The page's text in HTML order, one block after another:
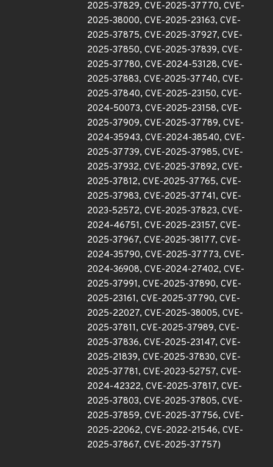
2025-37829, CVE-2025-37770, CVE-
2025-38000, CVE-2025-23163, CVE-
2025-37875, CVE-2025-37927, CVE-
2025-37850, CVE-2025-37839, CVE-
2025-37780, CVE-2024-53128, CVE-
2025-37883, CVE-2025-37740, CVE-
2025-37840, CVE-2025-23150, CVE-
2024-50073, CVE-2025-23158, CVE-
2025-37909, CVE-2025-37789, CVE-
2024-35943, CVE-2024-38540, CVE-
2025-37739, CVE-2025-37985, CVE-
2025-37932, CVE-2025-37892, CVE-
2025-37812, CVE-2025-37765, CVE-
2025-37983, CVE-2025-37741, CVE-
2023-52572, CVE-2025-37823, CVE-
2024-46751, CVE-2025-23157, CVE-
2025-37967, CVE-2025-38177, CVE-
2024-35790, CVE-2025-37773, CVE-
2024-36908, CVE-2024-27402, CVE-
2025-37991, CVE-2025-37890, CVE-
2025-23161, CVE-2025-37790, CVE-
2025-22027, CVE-2025-38005, CVE-
2025-37811, CVE-2025-37989, CVE-
2025-37836, CVE-2025-23147, CVE-
2025-21839, CVE-2025-37830, CVE-
2025-37781, CVE-2023-52757, CVE-
2024-42322, CVE-2025-37817, CVE-
2025-37803, CVE-2025-37805, CVE-
2025-37859, CVE-2025-37756, CVE-
2025-22062, CVE-2022-21546, CVE-
2025-37867, CVE-2025-37757)